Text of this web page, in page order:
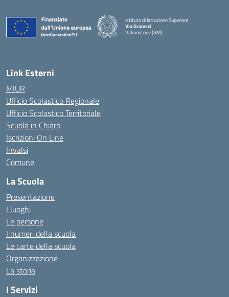
Istituto di Istruzione Superiore
Via Gramsci
Valmontone (RM)
Link Esterni
MIUR
Ufficio Scolastico Regionale
Ufficio Scolastico Territoriale
Scuola in Chiaro
Iscrizioni On Line
Invalsi
Comune
La Scuola
Presentazione
I luoghi
Le persone
I numeri della scuola
Le carte della scuola
Organizzazione
La storia
I Servizi